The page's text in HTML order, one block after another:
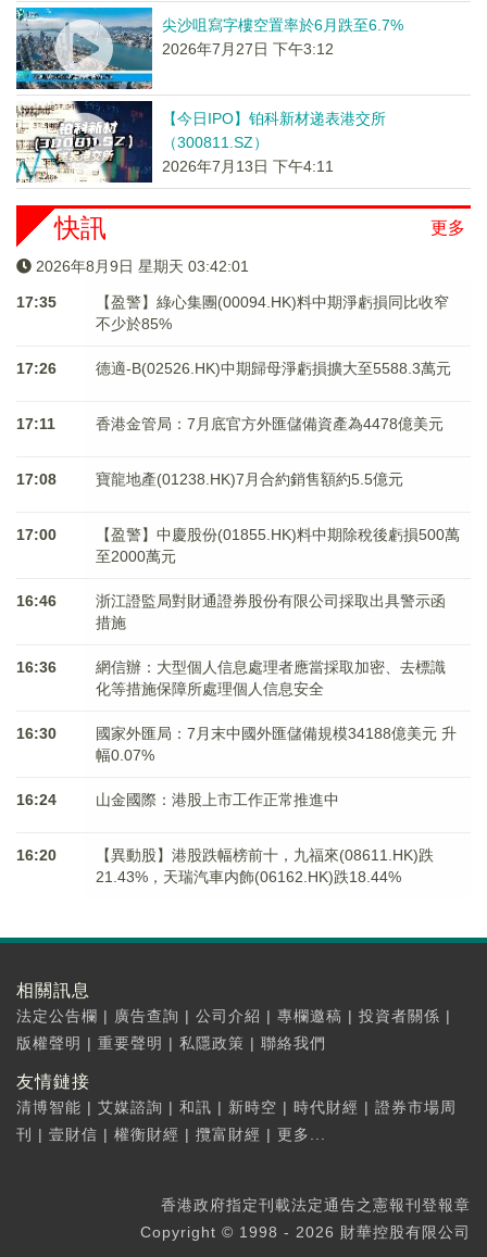
尖沙咀寫字樓空置率於6月跌至6.7%
2026年7月27日 下午3:12
【今日IPO】铂科新材递表港交所
（300811.SZ）
2026年7月13日 下午4:11
更多
快訊
2026年8月9日 星期天 03:42:01
17:35
【盈警】綠心集團(00094.HK)料中期淨虧損同比收窄
不少於85%
17:26 德適-B(02526.HK)中期歸母淨虧損擴大至5588.3萬元
17:11 香港金管局：7月底官方外匯儲備資產為4478億美元
17:08 寶龍地產(01238.HK)7月合約銷售額約5.5億元
17:00
【盈警】中慶股份(01855.HK)料中期除稅後虧損500萬
至2000萬元
16:46
浙江證監局對財通證券股份有限公司採取出具警示函
措施
16:36
網信辦：大型個人信息處理者應當採取加密、去標識
化等措施保障所處理個人信息安全
16:30
國家外匯局：7月末中國外匯儲備規模34188億美元 升
幅0.07%
16:24 山金國際：港股上市工作正常推進中
16:20
【異動股】港股跌幅榜前十，九福來(08611.HK)跌
21.43%，天瑞汽車内飾(06162.HK)跌18.44%
相關訊息
法定公告欄 | 廣告查詢 | 公司介紹 | 專欄邀稿 | 投資者關係 |
版權聲明 | 重要聲明 | 私隱政策 | 聯絡我們
友情鏈接
清博智能 | 艾媒諮詢 | 和訊 | 新時空 | 時代財經 | 證券市場周
刊
| 壹財信 | 權衡財經 | 攬富財經 | 更多...
香港政府指定刊載法定通告之憲報刊登報章
Copyright © 1998 - 2026 財華控股有限公司